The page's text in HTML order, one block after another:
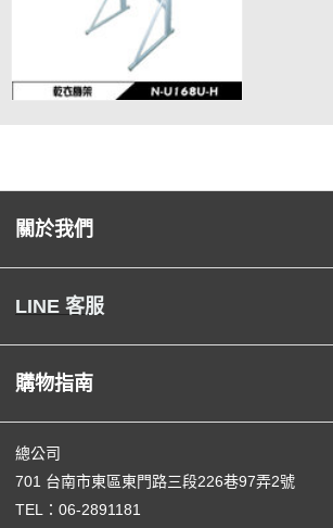
關於我們
LINE 客服
購物指南
總公司
701 台南市東區東門路三段226巷97弄2號
TEL： 06-2891181